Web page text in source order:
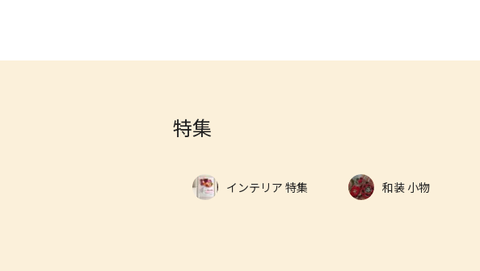
特集
インテリア 特集 和装 小物